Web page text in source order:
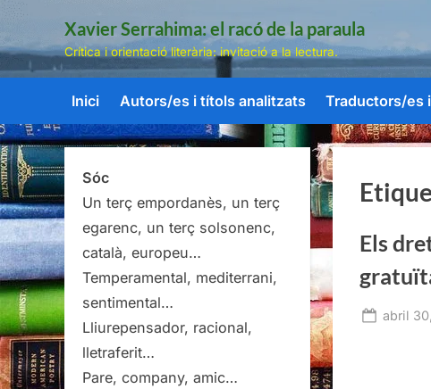
Skip
content
Xavier Serrahima: el racó de la paraula
Crítica i orientació literària: invitació a la lectura.
Inici Autors/es i títols analitzats Traductors/es
Els
Posted
abril
Sóc
Un terç empordanès, un terç
egarenc, un terç solsonenc,
català, europeu…
Temperamental, mediterrani,
sentimental…
Lliurepensador, racional,
lletraferit…
Pare, company, amic…